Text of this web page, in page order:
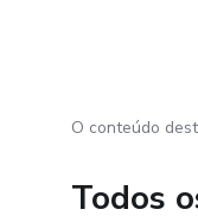
O conteúdo
Todos